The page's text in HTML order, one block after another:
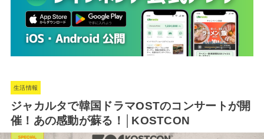
生活情報
ジャカルタで韓国ドラマOSTのコンサートが開
催！あの感動が蘇る！│KOSTCON